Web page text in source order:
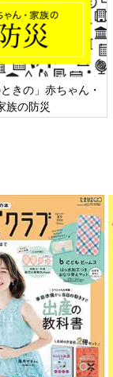
きの」赤ちゃん・
族の防災